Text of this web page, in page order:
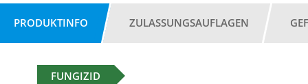
PRODUKTINFO ZULASSUNGSAUFLAGEN
FUNGIZID